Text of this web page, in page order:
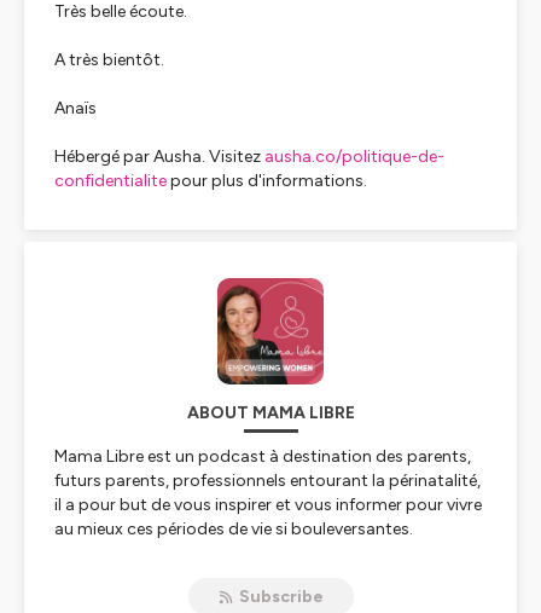
Très belle écoute.
A très bientôt.
Anaïs
Hébergé par Ausha. Visitez ausha.co/politique-de-
confidentialitepour plus d'informations.
ABOUT MAMA LIBRE
Mama Libre est un podcast à destination des parents,
futurs parents, professionnels entourant la périnatalité,
il a pour but de vous inspirer et vous informer pour vivre
au mieux ces périodes de vie si bouleversantes.
grossesse et reconnecter à votre puissance de femme,
Subscribe